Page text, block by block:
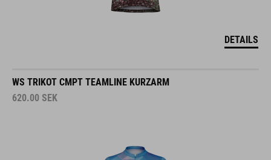
DETAILS
WS TRIKOT CMPT TEAMLINE KURZARM
620.00 SEK